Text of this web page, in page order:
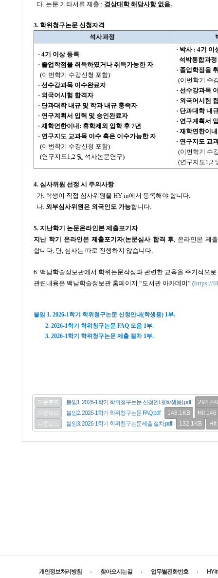
다. 논문 기타서류 제출 : 경상대학 해당사항 없음.
3. 학위청구논문 신청자격
석사과정
· 4기 이상 등록
· 졸업학점을 취득하였거나 취득가능한 자
(이번학기 수강신청 포함)
· 선수강과목 이수완료자
· 외국어시험 합격자
· 단과대학 내규 및 학과 내규 충족자
· 연구계획서 입력 및 승인완료자
· 재학연한이내: 휴학제외 입학 후 7년
· 연구지도 교과목 이수 혹은 이수가능한 자
(이번학기 수강신청 포함)
(연구지도1,2 및 석사논문연구)
· 박사 : 4기 이
석박통합과정
· 졸업학점을
(이번학기 수
· 선수강과목
· 외국어시험
· 단과대학 내
· 연구계획서
· 재학연한이
· 연구지도 교
(이번학기 수
(연구지도1,2
4. 심사위원 선정 시 주의사항
가. 학생이 직접 심사위원을 HY-in에서 등록해야 합니다.
나. 외부심사위원은 외국인도 가능합니다.
5. 지난학기 논문온라인본 제출포기자
지난 학기 온라인본 제출포기자(논문심사 합격 후, 온라인본 제
합니다. 단, 심사는 따로 진행하지 않습니다.
6. 백남학술정보관에서 학위논문작성과 관련한 교육을 주기적으
관련내용은 백남학술정보관 홈페이지 “도서관 아카데미” (https://
붙임 1. 2026-1학기 학위청구논문 신청안내(학생용) 1부.
2. 2026-1학기 학위청구논문 FAQ 모음 1부.
3. 2026-1학기 학위청구논문 제출 절차 1부.
다운로드 붙임1. 2026-1학기 학위청구논문 신청안내(학생용).pdf
다운로드
붙임2. 2026-1학기 학위청구논문 FAQ.pdf 148.1KB
Hit 146
다운로드
붙임3. 2026-1학기 학위청구논문제출 절차.pdf 132.1KB Hit
개인정보처리방침 찾아오시는길 업무별전화번호 HY-